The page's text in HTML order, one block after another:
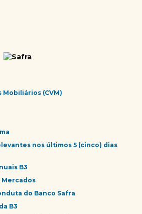
Mobiliários (CVM)
nos últimos 5 (cinco) dias
B3
Mercados
do Banco Safra
B3